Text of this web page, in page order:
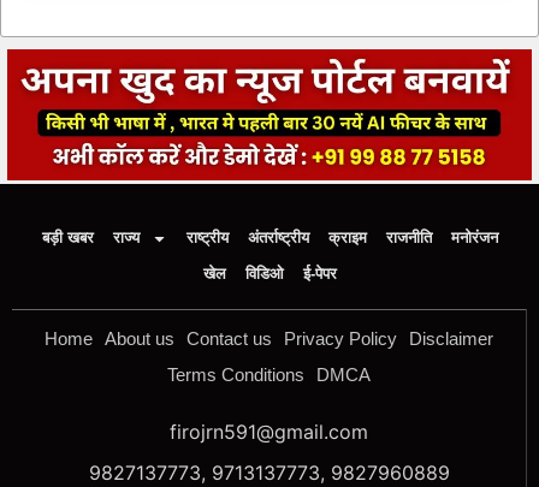
बड़ी खबर राज्य राष्ट्रीय अंतर्राष्ट्रीय क्राइम राजनीति
मनोरंजन
खेल
विडिओ ई-पेपर
Home About us Contact us Privacy Policy
Disclaimer
Terms Conditions
DMCA
firojrn591@gmail.com
9827137773, 9713137773, 9827960889